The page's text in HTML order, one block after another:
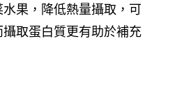
果，降低熱量攝取，可
取蛋白質更有助於補充